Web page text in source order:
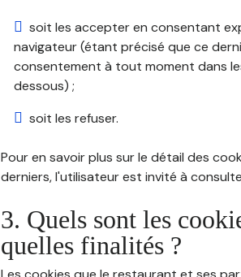
soit les accepter en consentant
navigateur (étant précisé que ce
consentement à tout moment dans
dessous) ;
soit les refuser.
Pour en savoir plus sur le détail des
derniers, l'utilisateur est invité à
3. Quels sont les
quelles finalités ?